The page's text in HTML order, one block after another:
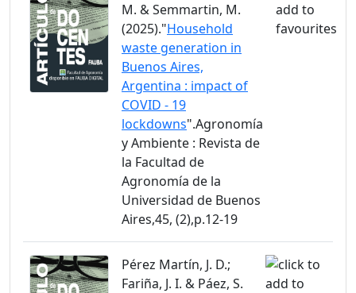
M. & Semmartin, M.
(2025)."Household
waste generation in
Buenos Aires,
Argentina : impact of
COVID - 19
lockdowns".Agronomía
y Ambiente : Revista de
la Facultad de
Agronomía de la
Universidad de Buenos
Aires,45, (2),p.12-19
Pérez Martín, J. D.;
Fariña, J. I. & Páez, S.